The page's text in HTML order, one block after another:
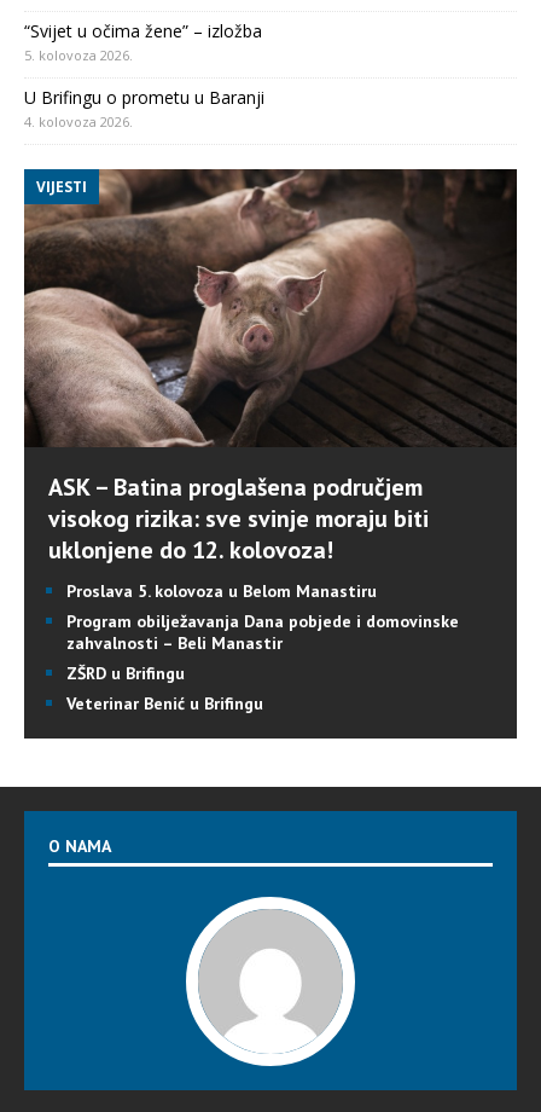
“Svijet u očima žene” – izložba
5. kolovoza 2026.
U Brifingu o prometu u Baranji
4. kolovoza 2026.
VIJESTI
ASK – Batina proglašena područjem
visokog rizika: sve svinje moraju biti
uklonjene do 12. kolovoza!
Proslava 5. kolovoza u Belom Manastiru
Program obilježavanja Dana pobjede i domovinske
zahvalnosti – Beli Manastir
ZŠRD u Brifingu
Veterinar Benić u Brifingu
O NAMA